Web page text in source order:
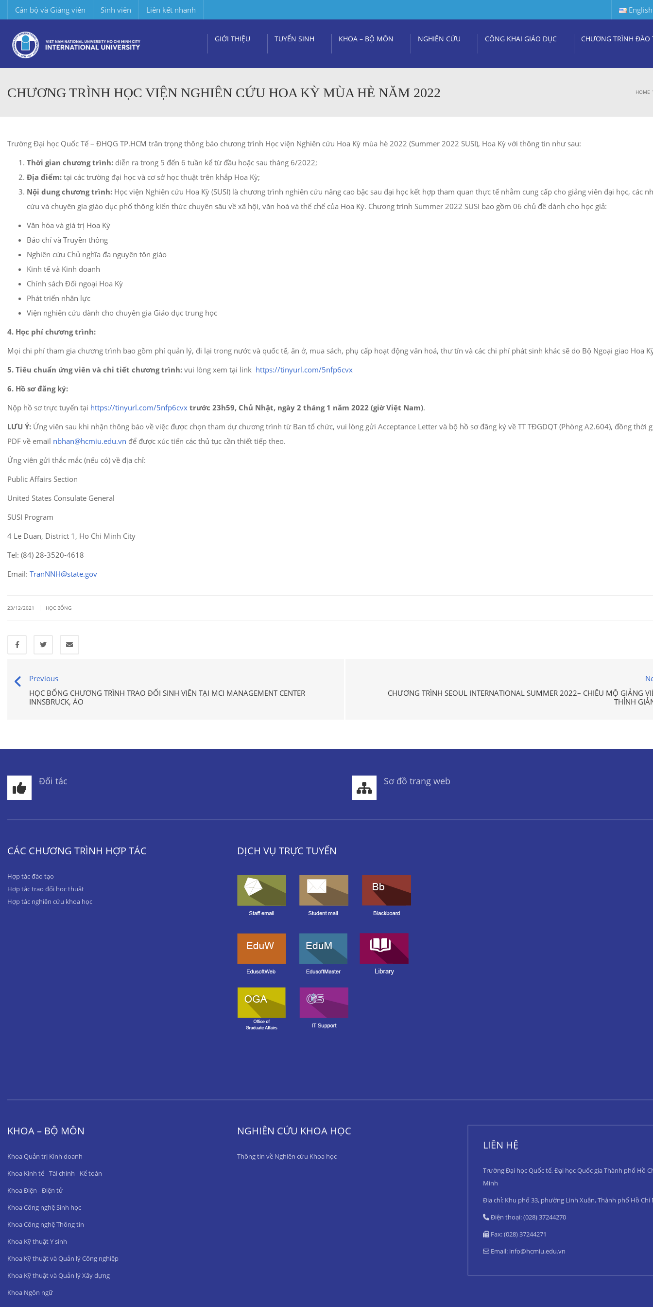
Cán bộ và Giảng viên Sinh viên Liên kết nhanh English
GIỚI THIỆU TUYỂN SINH KHOA – BỘ MÔN NGHIÊN CỨU CÔNG KHAI GIÁO DỤC CHƯƠNG TRÌNH ĐÀO
CHƯƠNG TRÌNH HỌC VIỆN NGHIÊN CỨU HOA KỲ MÙA HÈ NĂM 2022 HOME
Trường Đại học Quốc Tế – ĐHQG TP.HCM trân trọng thông báo chương trình Học viện Nghiên cứu Hoa Kỳ mùa hè 2022 (Summer 2022 SUSI), Hoa Kỳ với thông tin như sau:
Thời gian chương trình: diễn ra trong 5 đến 6 tuần kể từ đầu hoặc sau tháng 6/2022;
Địa điểm: tại các trường đại học và cơ sở học thuật trên khắp Hoa Kỳ;
Nội dung chương trình: Học viện Nghiên cứu Hoa Kỳ (SUSI) là chương trình nghiên cứu nâng cao bậc sau đại học kết hợp tham quan thực tế nhằm cung cấp cho giảng viên đại học, các
cứu và chuyên gia giáo dục phổ thông kiến thức chuyên sâu về xã hội, văn hoá và thể chế của Hoa Kỳ. Chương trình Summer 2022 SUSI bao gồm 06 chủ đề dành cho học giả:
Văn hóa và giá trị Hoa Kỳ
Báo chí và Truyền thông
Nghiên cứu Chủ nghĩa đa nguyên tôn giáo
Kinh tế và Kinh doanh
Chính sách Đối ngoại Hoa Kỳ
Phát triển nhân lực
Viện nghiên cứu dành cho chuyên gia Giáo dục trung học
4. Học phí chương trình:
Mọi chi phí tham gia chương trình bao gồm phí quản lý, đi lại trong nước và quốc tế, ăn ở, mua sách, phụ cấp hoạt động văn hoá, thư tín và các chi phí phát sinh khác sẽ do Bộ Ngoại giao Hoa
5. Tiêu chuẩn ứng viên và chi tiết chương trình: vui lòng xem tại link https://tinyurl.com/5nfp6cvx
6. Hồ sơ đăng ký:
Nộp hồ sơ trực tuyến tại https://tinyurl.com/5nfp6cvx trước 23h59, Chủ Nhật, ngày 2 tháng 1 năm 2022 (giờ Việt Nam).
LƯU Ý: Ứng viên sau khi nhận thông báo về việc được chọn tham dự chương trình từ Ban tổ chức, vui lòng gửi Acceptance Letter và bộ hồ sơ đăng ký về TT TĐGDQT (Phòng A2.604), đồng thời
PDF về email nbhan@hcmiu.edu.vn để được xúc tiến các thủ tục cần thiết tiếp theo.
Ứng viên gửi thắc mắc (nếu có) về địa chỉ:
Public Affairs Section
United States Consulate General
SUSI Program
4 Le Duan, District 1, Ho Chi Minh City
Tel: (84) 28-3520-4618
Email: TranNNH@state.gov
23/12/2021 HỌC BỔNG
Previous
HỌC BỔNG CHƯƠNG TRÌNH TRAO ĐỔI SINH VIÊN TẠI MCI MANAGEMENT CENTER
INNSBRUCK, ÁO
CHƯƠNG TRÌNH SEOUL INTERNATIONAL SUMMER 2022– CHIÊU MỘ GIẢNG
THỈNH
Đối tác Sơ đồ trang web
CÁC CHƯƠNG TRÌNH HỢP TÁC
Hợp tác đào tạo
Hợp tác trao đổi học thuật
Hợp tác nghiên cứu khoa học
DỊCH VỤ TRỰC TUYẾN
KHOA – BỘ MÔN
Khoa Quản trị Kinh doanh
Khoa Kinh tế - Tài chính - Kế toán
Khoa Điện - Điện tử
Khoa Công nghệ Sinh học
Khoa Công nghệ Thông tin
Khoa Kỹ thuật Y sinh
Khoa Kỹ thuật và Quản lý Công nghiệp
Khoa Kỹ thuật và Quản lý Xây dựng
Khoa Ngôn ngữ
NGHIÊN CỨU KHOA HỌC
Thông tin về Nghiên cứu Khoa học
LIÊN HỆ
Trường Đại học Quốc tế, Đại học Quốc gia Thành phố Hồ
Minh
Địa chỉ: Khu phố 33, phường Linh Xuân, Thành phố Hồ Chí
Điện thoại: (028) 37244270
Fax: (028) 37244271
Email: info@hcmiu.edu.vn